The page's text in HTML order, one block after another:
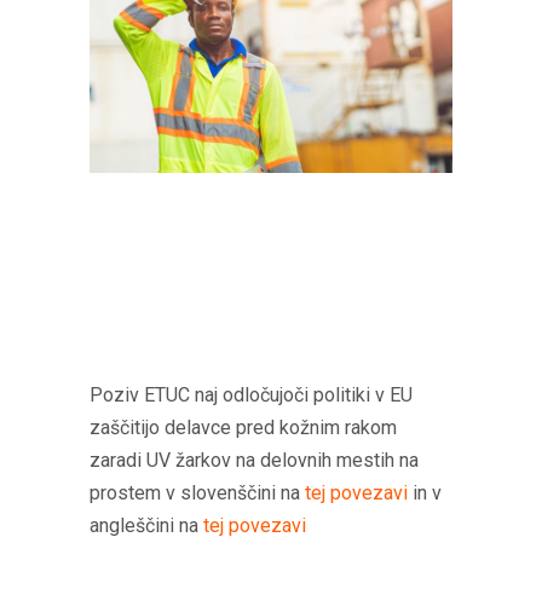
Poziv ETUC naj odločujoči politiki v EU
zaščitijo delavce pred kožnim rakom
zaradi UV žarkov na delovnih mestih na
prostem v slovenščini na tej povezavi in v
angleščini na tej povezavi